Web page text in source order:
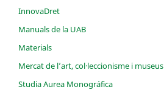
InnovaDret
Manuals de la UAB
Materials
Mercat de l’art, col·leccionisme i museus
Studia Aurea Monográfica